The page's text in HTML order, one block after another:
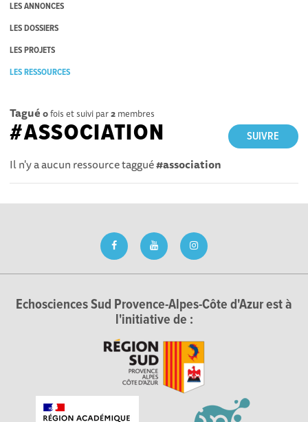
LES ANNONCES
LES DOSSIERS
LES PROJETS
LES RESSOURCES
Tagué 0fois et suivi par2 membres
SUIVRE
#ASSOCIATION
Il n'y a aucun ressource taggué#association
Echosciences Sud Provence-Alpes-Côte d'Azur est à
l'initiative de :